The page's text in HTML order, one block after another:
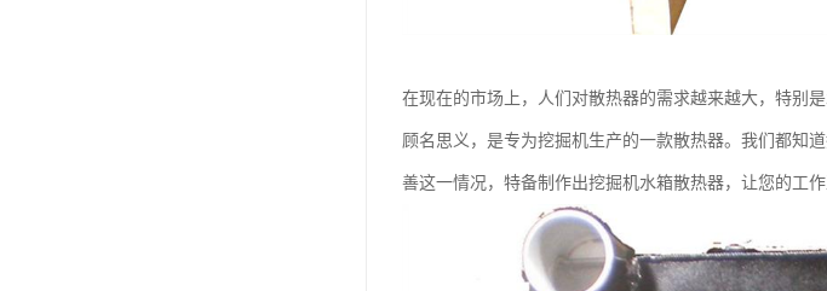
在现在的市场上，人们对散热器的需求越来越大，特别
顾名思义，是专为挖掘机生产的一款散热器。我们都知
善这一情况，特备制作出挖掘机水箱散热器，让您的工作